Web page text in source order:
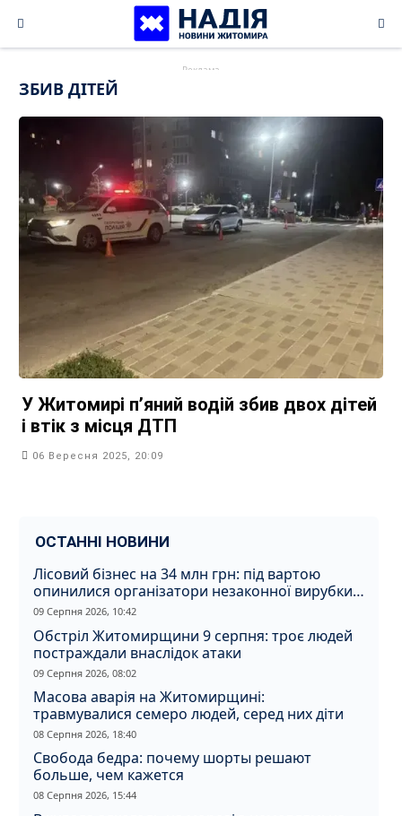
content
ЗБИВ ДІТЕЙ
У Житомирі п’яний водій збив двох дітей
і втік з місця ДТП
06 Вересня 2025, 20:09
ОСТАННІ НОВИНИ
Лісовий бізнес на 34 млн грн: під вартою
опинилися організатори незаконної вирубки
на Житомирщині
09 Серпня 2026, 10:42
Обстріл Житомирщини 9 серпня: троє людей
постраждали внаслідок атаки
09 Серпня 2026, 08:02
Масова аварія на Житомирщині:
травмувалися семеро людей, серед них діти
08 Серпня 2026, 18:40
Свобода бедра: почему шорты решают
больше, чем кажется
08 Серпня 2026, 15:44